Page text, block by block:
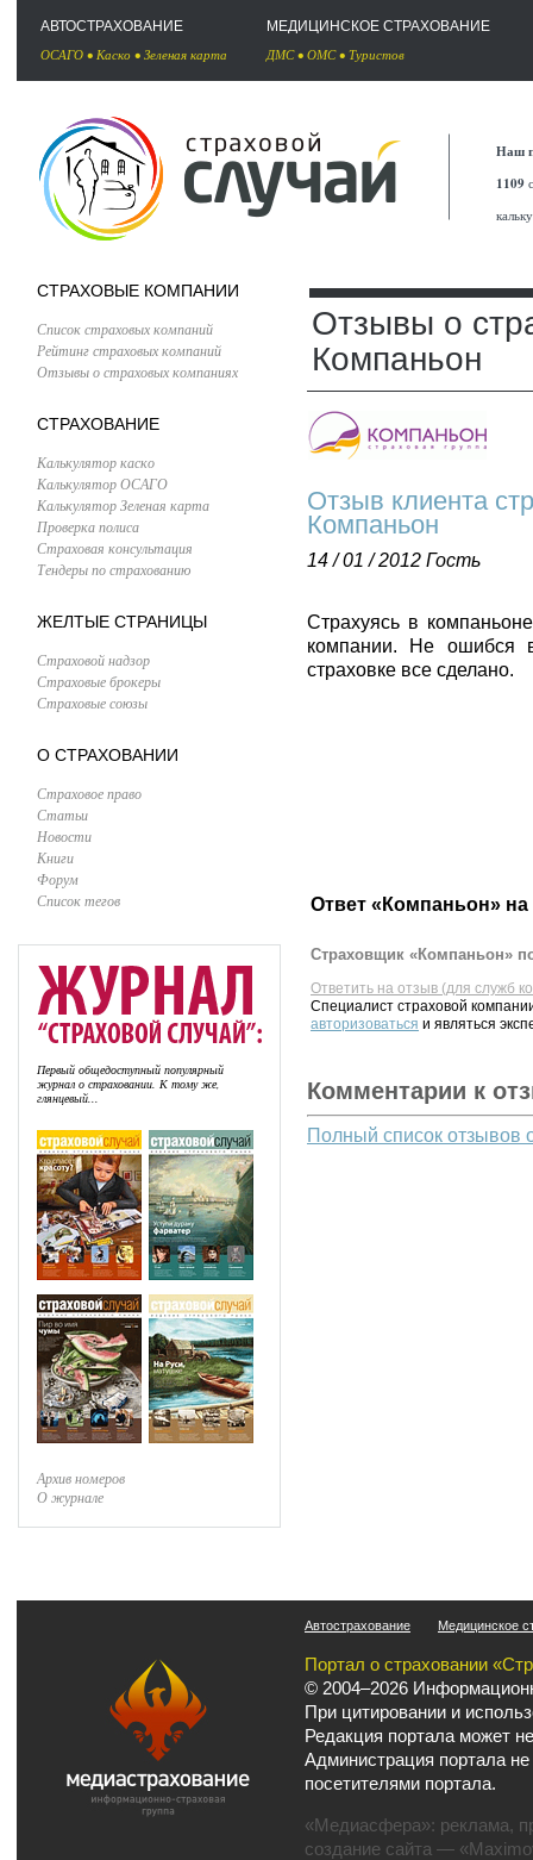
АВТОСТРАХОВАНИЕ
ОСАГО • Каско • Зеленая карта
МЕДИЦИНСКОЕ СТРАХОВАНИЕ
ДМС• ОМС• Туристов
Наш
1109
СТРАХОВЫЕ КОМПАНИИ
Список страховых компаний
Рейтинг страховых компаний
Отзывы о страховых компаниях
СТРАХОВАНИЕ
Калькулятор каско
Калькулятор ОСАГО
Калькулятор Зеленая карта
Проверка полиса
Страховая консультация
Тендеры по страхованию
ЖЕЛТЫЕ СТРАНИЦЫ
Страховой надзор
Страховые брокеры
Страховые союзы
О СТРАХОВАНИИ
Страховое право
Статьи
Новости
Книги
Форум
Список тегов
Первый общедоступный популярный
журнал о страховании. К тому же,
глянцевый...
Архив номеров
О журнале
Отзывы о
Компаньон
Отзыв клиента
Компаньон
14 / 01 / 2012 Гость
Страхуясь в
компании. Не ошибся
страховке все сделано.
Ответ «Компаньон»
Страховщик «Компаньон»
Ответить на отзыв (для служб
Специалист страховой
авторизоваться и являться
Комментарии к
Полный список отзывов
Автострахование Медицинское
Портал о страховании
© 2004–2026
При цитировании и
Редакция портала может
Администрация портала
посетителями портала.
«Медиасфера»: реклама,
создание сайта —